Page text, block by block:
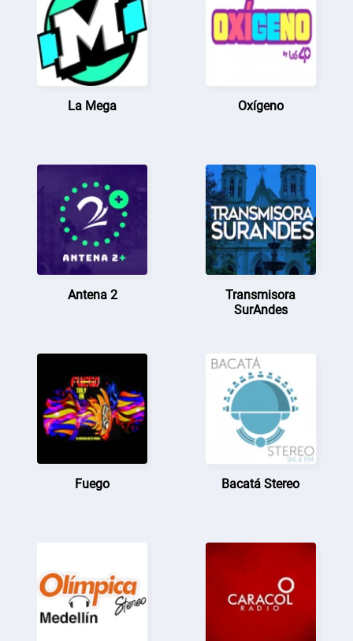
La Mega Oxígeno
Antena 2
Transmisora
SurAndes
Fuego Bacatá Stereo